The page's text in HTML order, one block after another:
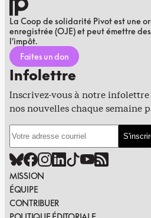
La Coop de solidarité Pivot est une
enregistrée (OJE) et peut émettre
l’impôt.
Faites un don
Infolettre
Inscrivez-vous à notre
nos nouvelles chaque semaine
MISSION
ÉQUIPE
CONTRIBUER